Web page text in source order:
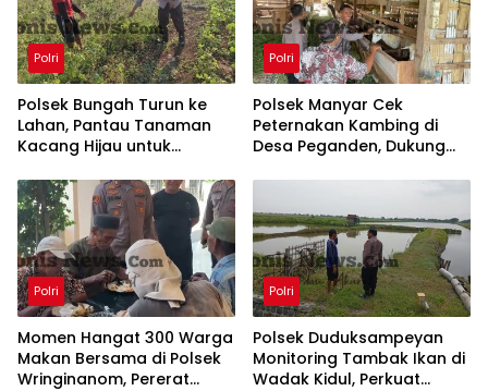
Polri
Polsek Bungah Turun ke
Lahan, Pantau Tanaman
Kacang Hijau untuk
Pangan
Polri
Polsek Manyar Cek
Peternakan Kambing di
Desa Peganden, Dukung
Pangan
Polri
Momen Hangat 300 Warga
Makan Bersama di Polsek
Wringinanom, Pererat
Polri
Polsek Duduksampeyan
Monitoring Tambak Ikan di
Wadak Kidul, Perkuat